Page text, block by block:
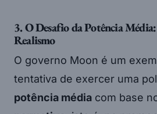
3. O Desafio da Potência
Realismo
O governo Moon é um
tentativa de exercer uma
potência média com base